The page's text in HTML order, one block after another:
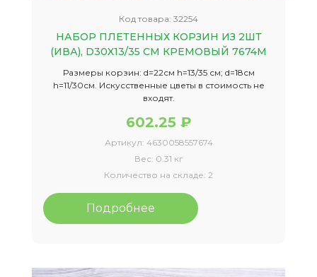
Код товара: 32254
НАБОР ПЛЕТЕННЫХ КОРЗИН ИЗ 2ШТ
(ИВА), D30X13/35 СМ КРЕМОВЫЙ 7674М
Размеры корзин: d=22см h=13/35 см; d=18см
h=11/30см. Искусственные цветы в стоимость не
входят.
602.25 ₽
Артикул: 4630058557674
Вес: 0.31 кг
Количество на складе: 2
Подробнее